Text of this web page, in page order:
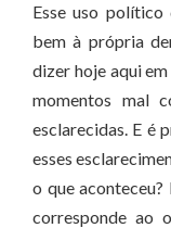
Esse uso político
bem à própria
dizer hoje aqui
momentos mal
esclarecidas. E é
esses
o que
corresponde ao